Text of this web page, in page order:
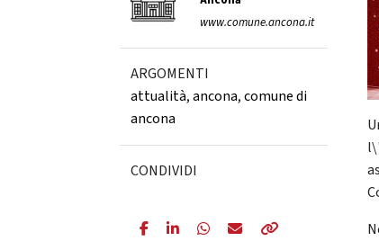
www.comune.ancona.it
ARGOMENTI
attualità,ancona,comune di
ancona
CONDIVIDI